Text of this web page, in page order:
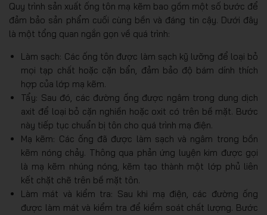
Quy trình sản xuất ống tôn mạ kẽm bao gồm một số bước để
đảm bảo sản phẩm cuối cùng bền và đáng tin cậy. Dưới đây
là một tổng quan ngắn gọn về quá trình:
Làm sạch: Các ống tôn được làm sạch kỹ lưỡng để loại bỏ
mọi tạp chất hoặc cặn bẩn, đảm bảo độ bám dính thích
hợp của lớp mạ kẽm.
Tẩy: Sau đó, các đường ống được ngâm trong dung dịch
axit để loại bỏ cặn nghiền hoặc oxit có trên bề mặt. Bước
này tiếp tục chuẩn bị tôn cho quá trình mạ điện.
Mạ kẽm: Các ống đã được làm sạch và ngâm trong bồn
kẽm nóng chảy. Thông qua phản ứng luyện kim được gọi
là mạ kẽm nhúng nóng, kẽm tạo thành một lớp phủ liên
kết chặt chẽ trên bề mặt tôn.
Làm mát và kiểm tra: Sau khi mạ điện, các đường ống
được làm mát và kiểm tra để kiểm soát chất lượng. Bước